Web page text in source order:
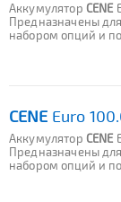
Аккумулятор CENE
Предназначены
набором опций и
CENE Euro
Аккумулятор CENE
Предназначены
набором опций и